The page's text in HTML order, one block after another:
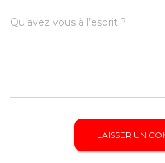
Qu’avez vous à l’esprit ?